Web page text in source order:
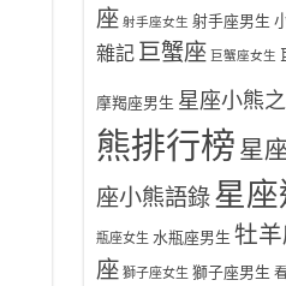
座 射手座女生 射手座男生
雜記 巨蟹座 巨蟹座女生
摩羯座男生 星座小熊
熊排行榜 星
座小熊語錄星
瓶座女生 水瓶座男生 牡
座 獅子座女生 獅子座男生